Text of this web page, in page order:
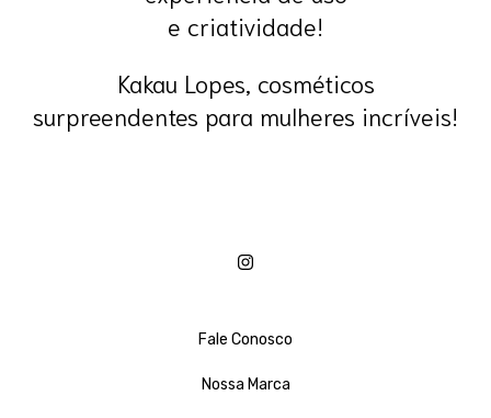
e criatividade!
Kakau Lopes, cosméticos
surpreendentes para mulheres incríveis!
Fale Conosco
Nossa Marca